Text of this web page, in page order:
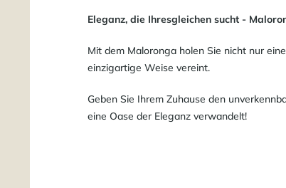
Eleganz, die Ihresgleichen sucht -
Mit dem Maloronga holen Sie nicht nur
einzigartige Weise vereint.
Geben Sie Ihrem Zuhause den
eine Oase der Eleganz verwandelt!